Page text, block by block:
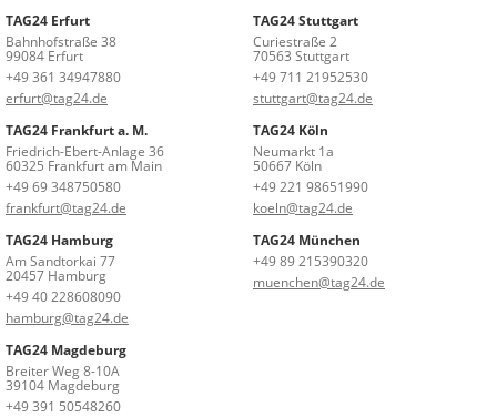
TAG24 Erfurt
Bahnhofstraße 38
99084 Erfurt
+49 361 34947880
erfurt@tag24.de
TAG24 Stuttgart
Curiestraße 2
70563 Stuttgart
+49 711 21952530
stuttgart@tag24.de
TAG24 Frankfurt a. M.
Friedrich-Ebert-Anlage 36
60325 Frankfurt am Main
+49 69 348750580
frankfurt@tag24.de
TAG24 Köln
Neumarkt 1a
50667 Köln
+49 221 98651990
koeln@tag24.de
TAG24 Hamburg
Am Sandtorkai 77
20457 Hamburg
+49 40 228608090
hamburg@tag24.de
TAG24 München
+49 89 215390320
muenchen@tag24.de
TAG24 Magdeburg
Breiter Weg 8-10A
39104 Magdeburg
+49 391 50548260